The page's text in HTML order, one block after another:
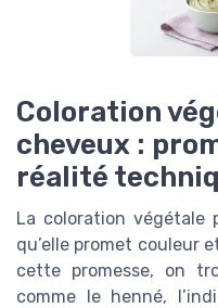
Coloration
cheveux :
réalité
La coloration végétale
qu’elle promet couleur
cette promesse, on
comme le henné,